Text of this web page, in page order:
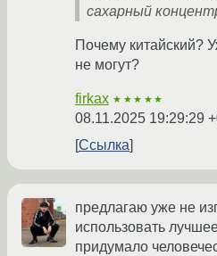
сахарный
Почему китайский?
не могут?
firkax ★★★★★
08.11.2025 19:29:29
Ссылка
предлагаю уже не
использовать
придумало